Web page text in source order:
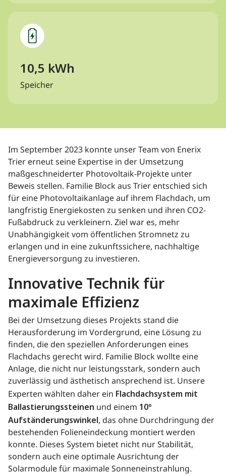
10,5 kWh
Speicher
Im September 2023 konnte unser Team von Enerix
Trier erneut seine Expertise in der Umsetzung
maßgeschneiderter Photovoltaik-Projekte unter
Beweis stellen. Familie Block aus Trier entschied sich
für eine Photovoltaikanlage auf ihrem Flachdach, um
langfristig Energiekosten zu senken und ihren CO2-
Fußabdruck zu verkleinern. Ziel war es, mehr
Unabhängigkeit vom öffentlichen Stromnetz zu
erlangen und in eine zukunftssichere, nachhaltige
Energieversorgung zu investieren.
Innovative Technik für
maximale Effizienz
Bei der Umsetzung dieses Projekts stand die
Herausforderung im Vordergrund, eine Lösung zu
finden, die den speziellen Anforderungen eines
Flachdachs gerecht wird. Familie Block wollte eine
Anlage, die nicht nur leistungsstark, sondern auch
zuverlässig und ästhetisch ansprechend ist. Unsere
Experten wählten daher ein Flachdachsystem mit
Ballastierungssteinen und einem 10°
Aufständerungswinkel, das ohne Durchdringung der
bestehenden Folieneindeckung montiert werden
konnte. Dieses System bietet nicht nur Stabilität,
sondern auch eine optimale Ausrichtung der
Solarmodule für maximale Sonneneinstrahlung.